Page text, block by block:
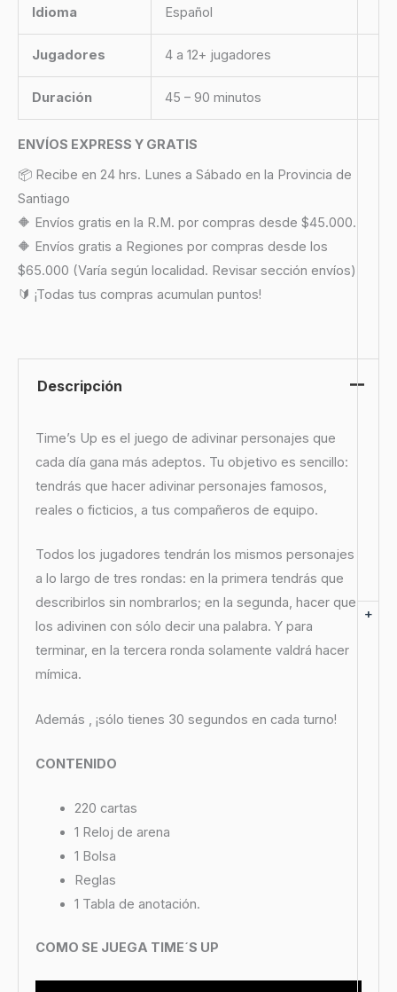
+
Idioma Español
Jugadores 4 a 12+ jugadores
Duración 45 – 90 minutos
ENVÍOS EXPRESS Y GRATIS
📦 Recibe en 24 hrs. Lunes a Sábado en la Provincia de
Santiago
🔶 Envíos gratis en la R.M. por compras desde $45.000.
🔶 Envíos gratis a Regiones por compras desde los
$65.000 (Varía según localidad. Revisar sección envíos)
🔰 ¡Todas tus compras acumulan puntos!
Descripción
Time’s Up es el juego de adivinar personajes que
cada día gana más adeptos. Tu objetivo es sencillo:
tendrás que hacer adivinar personajes famosos,
reales o ficticios, a tus compañeros de equipo.
Todos los jugadores tendrán los mismos personajes
a lo largo de tres rondas: en la primera tendrás que
describirlos sin nombrarlos; en la segunda, hacer que
los adivinen con sólo decir una palabra. Y para
terminar, en la tercera ronda solamente valdrá hacer
mímica.
Además , ¡sólo tienes 30 segundos en cada turno!
CONTENIDO
220 cartas
1 Reloj de arena
1 Bolsa
Reglas
1 Tabla de anotación.
COMO SE JUEGA TIME´S UP